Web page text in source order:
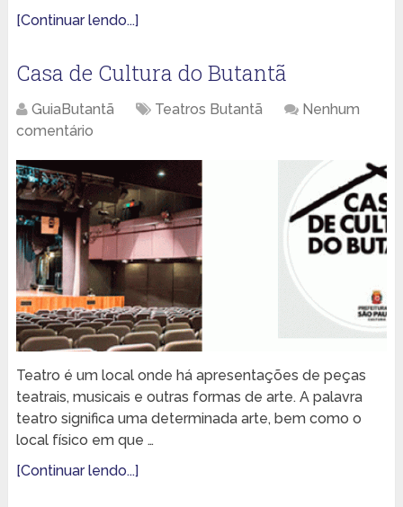
[Continuar lendo...]
Casa de Cultura do Butantã
GuiaButantã Teatros Butantã
Nenhum
comentário
Teatro é um local onde há apresentações de peças
teatrais, musicais e outras formas de arte. A palavra
teatro significa uma determinada arte, bem como o
local físico em que …
[Continuar lendo...]